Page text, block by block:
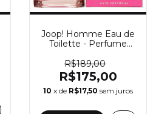
Joop! Homme Eau de
Toilette - Perfume
R$189,00
R$175,00
10 x de R$17,50 sem juros